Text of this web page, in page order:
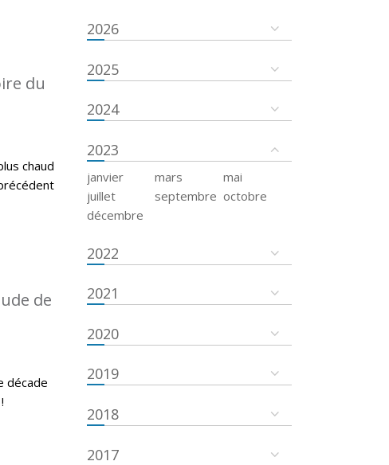
du
chaud
de
décade
2026
2025
2024
2023
janvier mars
mai
juillet
septembre octobre
décembre
2022
2021
2020
2019
2018
2017